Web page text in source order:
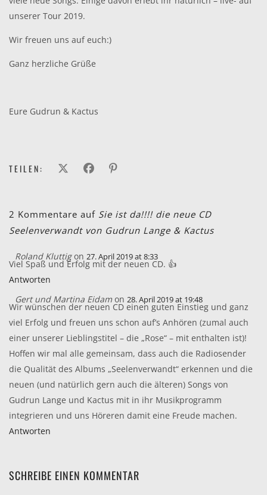
unserer Tour 2019.
Wir freuen uns auf euch:)
Ganz herzliche Grüße
Eure Gudrun & Kactus
TEILEN:
2 Kommentare auf Sie ist da!!!! die neue CD
Seelenverwandt von Gudrun Lange & Kactus
Roland Kluttig on 27. April 2019 at 8:33
Viel Spaß und Erfolg mit der neuen CD. 👍
Antworten
Gert und Martina Eidam on 28. April 2019 at 19:48
Wir wünschen der neuen CD einen guten Einstieg und ganz
viel Erfolg und freuen uns schon auf’s Anhören (zumal auch
einer unserer Lieblingstitel – die „Rose“ – mit enthalten ist)!
Hoffen wir mal alle gemeinsam, dass auch die Radiosender
die Qualität des Albums „Seelenverwandt“ erkennen und die
neuen (und natürlich gern auch die älteren) Songs von
Gudrun Lange und Kactus mit in ihr Musikprogramm
integrieren und uns Höreren damit eine Freude machen.
Antworten
SCHREIBE EINEN KOMMENTAR